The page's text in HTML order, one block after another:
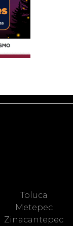
Toluca
Metepec
Zinacantepec